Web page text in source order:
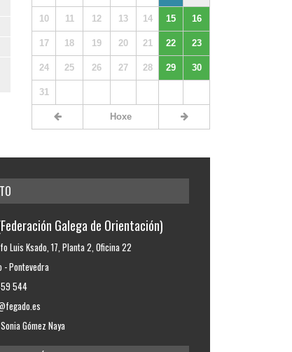
10 11 12 13 14 15 16
17 18 19 20 21 22 23
24 25 26 27 28 29 30
31
Hoxe
Galega de Orientación)
Luis Ksado, 17, Planta 2, Oficina 22
Pontevedra
544
Sonia Gómez Naya